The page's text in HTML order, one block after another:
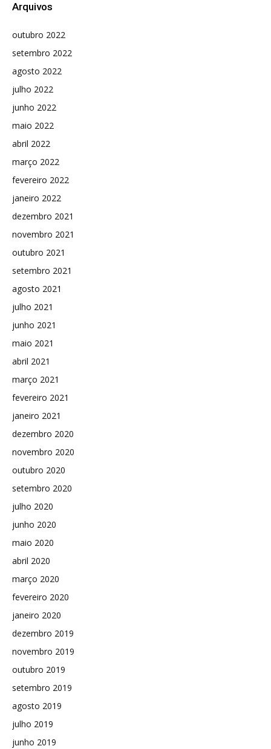
Arquivos
outubro 2022
setembro 2022
agosto 2022
julho 2022
junho 2022
maio 2022
abril 2022
março 2022
fevereiro 2022
janeiro 2022
dezembro 2021
novembro 2021
outubro 2021
setembro 2021
agosto 2021
julho 2021
junho 2021
maio 2021
abril 2021
março 2021
fevereiro 2021
janeiro 2021
dezembro 2020
novembro 2020
outubro 2020
setembro 2020
julho 2020
junho 2020
maio 2020
abril 2020
março 2020
fevereiro 2020
janeiro 2020
dezembro 2019
novembro 2019
outubro 2019
setembro 2019
agosto 2019
julho 2019
junho 2019